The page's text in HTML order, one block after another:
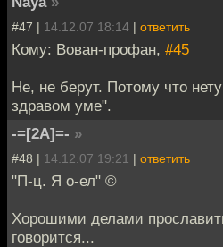
#47 | 14.12.07 18:14 | ответить
Кому: Вован-профан, #45
Не, не берут. Потому что
здравом уме".
-=[2A]=- »
#48 | 14.12.07 19:21 | ответить
"П-ц. Я о-ел" ©
Хорошими делами
говорится...